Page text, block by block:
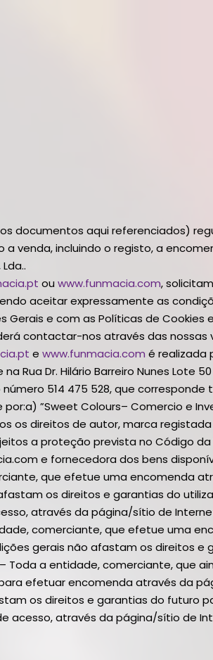
documentos aqui referenciados)
a venda, incluindo o registo, a
ouwww.funmacia.com,
aceitar expressamente as
e com as Políticas de Cookies
contactar-nos através das nossas
ewww.funmacia.com é realizada
Rua Dr. Hilário Barreiro Nunes Lote
514 475 528, que
”Sweet Colours– Comercio e
os direitos de autor, marca
a proteção prevista no Código
e fornecedora dos bens
que efetue uma encomenda
os direitos e garantias do
através da página/sítio de
comerciante, que efetue uma
gerais não afastam os direitos
Toda a entidade, comerciante, que
efetuar encomenda através da
os direitos e garantias do futuro
acesso, através da página/sítio de